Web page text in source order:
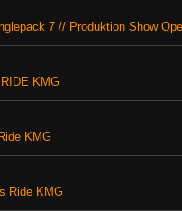
7 // Produktion Show
KMG
KMG
Ride KMG